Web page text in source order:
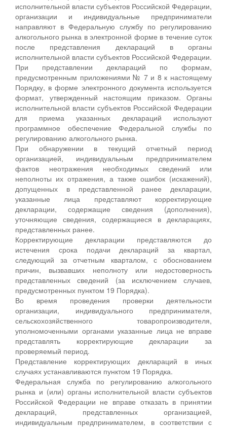
исполнительной власти субъектов Российской Федерации,
организации и индивидуальные предприниматели
направляют в Федеральную службу по регулированию
алкогольного рынка в электронной форме в течение суток
после представления деклараций в органы
исполнительной власти субъектов Российской Федерации.
При представлении деклараций по формам,
предусмотренным приложениями № 7 и 8 к настоящему
Порядку, в форме электронного документа используется
формат, утвержденный настоящим приказом. Органы
исполнительной власти субъектов Российской Федерации
для приема указанных деклараций используют
программное обеспечение Федеральной службы по
регулированию алкогольного рынка.
При обнаружении в текущий отчетный период
организацией, индивидуальным предпринимателем
фактов неотражения необходимых сведений или
неполноты их отражения, а также ошибок (искажений),
допущенных в представленной ранее декларации,
указанные лица представляют корректирующие
декларации, содержащие сведения (дополнения),
уточняющие сведения, содержащиеся в декларациях,
представленных ранее.
Корректирующие декларации представляются до
истечения срока подачи деклараций за квартал,
следующий за отчетным кварталом, с обоснованием
причин, вызвавших неполноту или недостоверность
представленных сведений (за исключением случаев,
предусмотренных пунктом 19 Порядка).
Во время проведения проверки деятельности
организации, индивидуального предпринимателя,
сельскохозяйственного товаропроизводителя,
уполномоченными органами указанные лица не вправе
представлять корректирующие декларации за
проверяемый период.
Представление корректирующих деклараций в иных
случаях устанавливаются пунктом 19 Порядка.
Федеральная служба по регулированию алкогольного
рынка и (или) органы исполнительной власти субъектов
Российской Федерации не вправе отказать в принятии
деклараций, представленных организацией,
индивидуальным предпринимателем, в соответствии с